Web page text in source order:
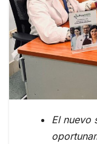
El nuevo